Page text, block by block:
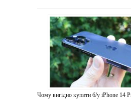
Чому вигідно купити б/у iPhone 14